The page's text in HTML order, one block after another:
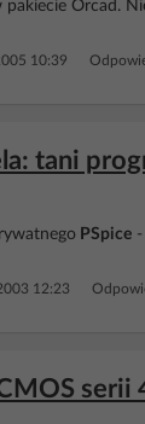
Orcad.
10:39
tani
PSpice -
12:23
serii